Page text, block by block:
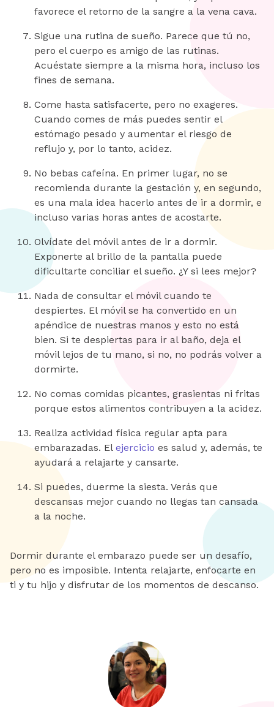
favorece el retorno de la sangre a la vena cava.
Sigue una rutina de sueño. Parece que tú no,
pero el cuerpo es amigo de las rutinas.
Acuéstate siempre a la misma hora, incluso los
fines de semana.
Come hasta satisfacerte, pero no exageres.
Cuando comes de más puedes sentir el
estómago pesado y aumentar el riesgo de
reflujo y, por lo tanto, acidez.
No bebas cafeína. En primer lugar, no se
recomienda durante la gestación y, en segundo,
es una mala idea hacerlo antes de ir a dormir, e
incluso varias horas antes de acostarte.
Olvídate del móvil antes de ir a dormir.
Exponerte al brillo de la pantalla puede
dificultarte conciliar el sueño. ¿Y si lees mejor?
Nada de consultar el móvil cuando te
despiertes. El móvil se ha convertido en un
apéndice de nuestras manos y esto no está
bien. Si te despiertas para ir al baño, deja el
móvil lejos de tu mano, si no, no podrás volver a
dormirte.
No comas comidas picantes, grasientas ni fritas
porque estos alimentos contribuyen a la acidez.
Realiza actividad física regular apta para
embarazadas. El ejercicio es salud y, además, te
ayudará a relajarte y cansarte.
Si puedes, duerme la siesta. Verás que
descansas mejor cuando no llegas tan cansada
a la noche.
Dormir durante el embarazo puede ser un desafío,
pero no es imposible. Intenta relajarte, enfocarte en
ti y tu hijo y disfrutar de los momentos de descanso.